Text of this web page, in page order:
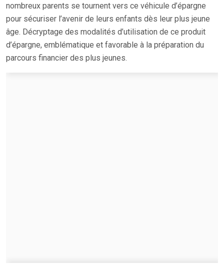
nombreux parents se tournent vers ce véhicule d’épargne
pour sécuriser l’avenir de leurs enfants dès leur plus jeune
âge. Décryptage des modalités d’utilisation de ce produit
d’épargne, emblématique et favorable à la préparation du
parcours financier des plus jeunes.